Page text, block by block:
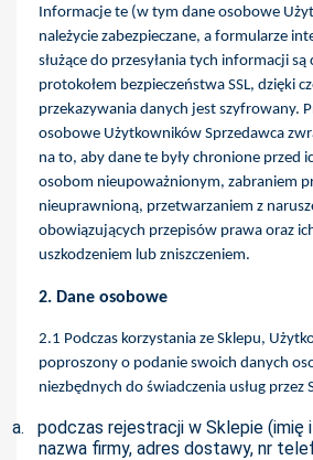
Informacje te (w tym dane osobowe
należycie zabezpieczane, a formularze
służące do przesyłania tych informacji
protokołem bezpieczeństwa SSL, dzięki
przekazywania danych jest szyfrowany.
osobowe Użytkowników Sprzedawca
na to, aby dane te były chronione przed
osobom nieupoważnionym, zabraniem
nieuprawnioną, przetwarzaniem z
obowiązujących przepisów prawa oraz
uszkodzeniem lub zniszczeniem.
2. Dane osobowe
2.1 Podczas korzystania ze Sklepu,
poproszony o podanie swoich danych
niezbędnych do świadczenia usług przez
a.
podczas rejestracji w Sklepie (imię
nazwa firmy, adres dostawy, nr